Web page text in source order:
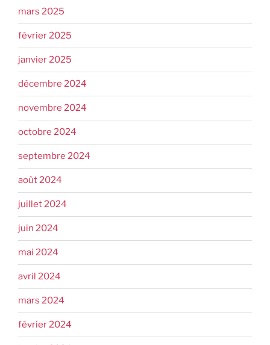
mars 2025
février 2025
janvier 2025
décembre 2024
novembre 2024
octobre 2024
septembre 2024
août 2024
juillet 2024
juin 2024
mai 2024
avril 2024
mars 2024
février 2024